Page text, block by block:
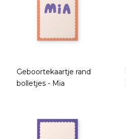
Geboortekaartje rand
bolletjes - Mia